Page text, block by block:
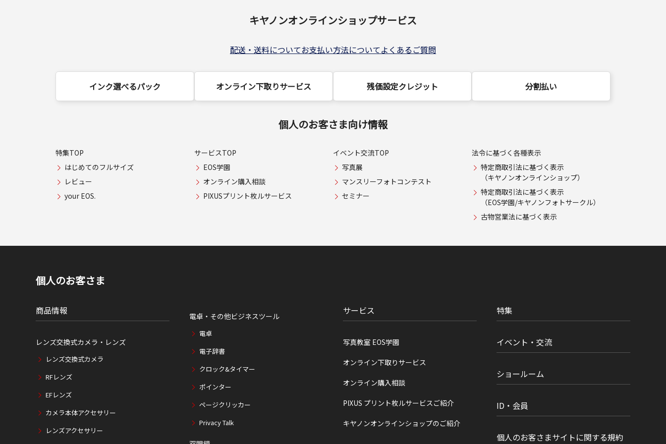
キヤノンオンラインショップサービス
配送・送料についてお支払い方法についてよくあるご質問
インク選べるパック オンライン下取りサービス 残価設定クレジット 分割払い
個人のお客さま向け情報
特集TOP
はじめてのフルサイズ
レビュー
your EOS.
サービスTOP
EOS学園
オンライン購入相談
PIXUSプリント枚ルサービス
イベント交流TOP
写真展
マンスリーフォトコンテスト
セミナー
法令に基づく各種表示
特定商取引法に基づく表示
（キヤノンオンラインショップ）
特定商取引法に基づく表示
（EOS学園/キヤノンフォトサークル）
古物営業法に基づく表示
個人のお客さま
商品情報
レンズ交換式カメラ・レンズ
レンズ交換式カメラ
RFレンズ
EFレンズ
カメラ本体アクセサリー
レンズアクセサリー
電卓・その他ビジネスツール
電卓
電子辞書
クロック&タイマー
ポインター
ページクリッカー
Privacy Talk
サービス
写真教室 EOS学園
オンライン下取りサービス
オンライン購入相談
PIXUS プリント枚ルサービスご紹介
キヤノンオンラインショップのご紹介
特集
イベント・交流
ショールーム
ID・会員
個人のお客さまサイトに関する規約